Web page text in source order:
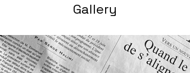
Gallery